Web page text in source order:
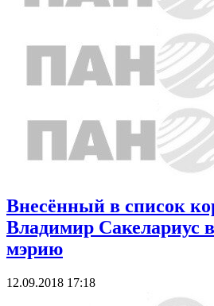
Внесённый в список
Владимир Сакелариус
мэрию
12.09.2018 17:18